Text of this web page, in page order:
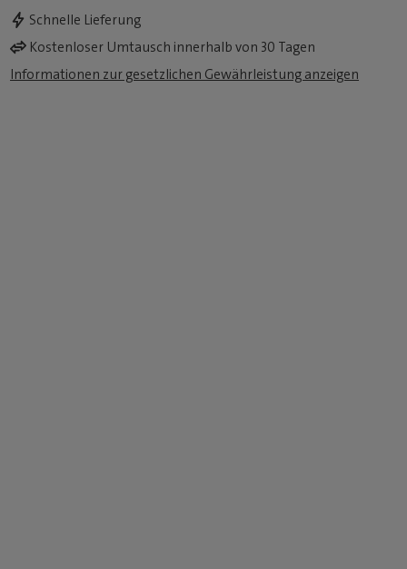
Schnelle Lieferung
Kostenloser Umtausch innerhalb von 30 Tagen
Informationen zur gesetzlichen Gewährleistung anzeigen